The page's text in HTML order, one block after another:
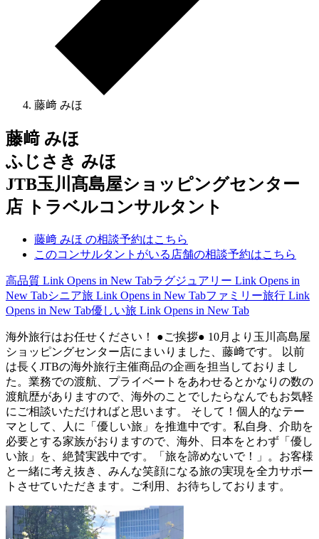
藤﨑 みほ
藤﨑 みほ
ふじさき みほ
JTB玉川髙島屋ショッピングセンター
店 トラベルコンサルタント
藤﨑 みほ の相談予約はこちら
このコンサルタントがいる店舗の相談予約はこちら
高品質 Link Opens in New Tabラグジュアリー Link Opens in
New Tabシニア旅 Link Opens in New Tabファミリー旅行 Link
Opens in New Tab優しい旅 Link Opens in New Tab
海外旅行はお任せください！ ●ご挨拶● 10月より玉川高島屋
ショッピングセンター店にまいりました、藤﨑です。 以前
は長くJTBの海外旅行主催商品の企画を担当しておりまし
た。業務での渡航、プライベートをあわせるとかなりの数の
渡航歴がありますので、海外のことでしたらなんでもお気軽
にご相談いただければと思います。 そして！個人的なテー
マとして、人に「優しい旅」を推進中です。私自身、介助を
必要とする家族がおりますので、海外、日本をとわず「優し
い旅」を、絶賛実践中です。「旅を諦めないで！」。お客様
と一緒に考え抜き、みんな笑顔になる旅の実現を全力サポー
トさせていただきます。ご利用、お待ちしております。